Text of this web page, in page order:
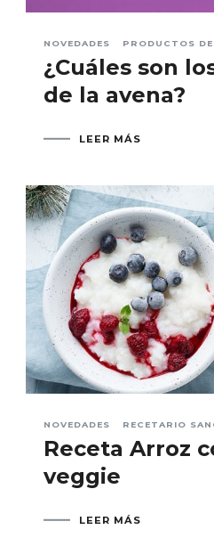
NOVEDADES PRODUCTOS
¿Cuáles son
de la avena?
LEER MÁS
NOVEDADES RECETARIO
Receta Arroz
veggie
LEER MÁS